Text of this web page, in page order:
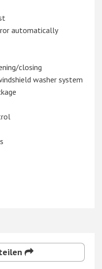
automatically
closing
washer system